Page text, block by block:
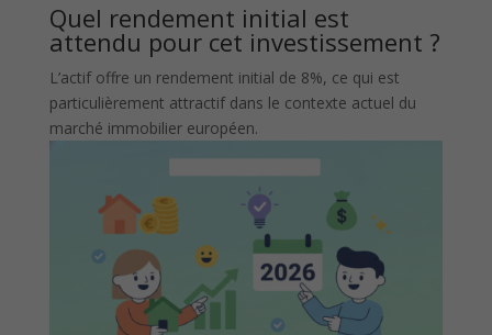
Quel rendement initial est
attendu pour cet investissement ?
L’actif offre un rendement initial de 8%, ce qui est
particulièrement attractif dans le contexte actuel du
marché immobilier européen.